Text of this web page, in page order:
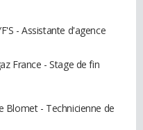
- Assistante d'agence
France - Stage de fin
- Technicienne de